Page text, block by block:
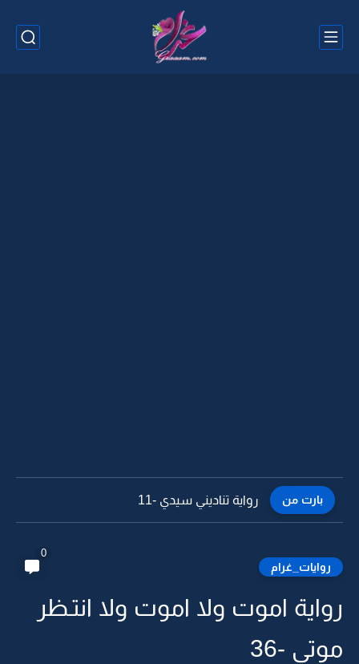
بارت من رواية تناديني سيدي -10
روايات_غرام
0
رواية اموت ولا اموت ولا انتـظر
موتي -36